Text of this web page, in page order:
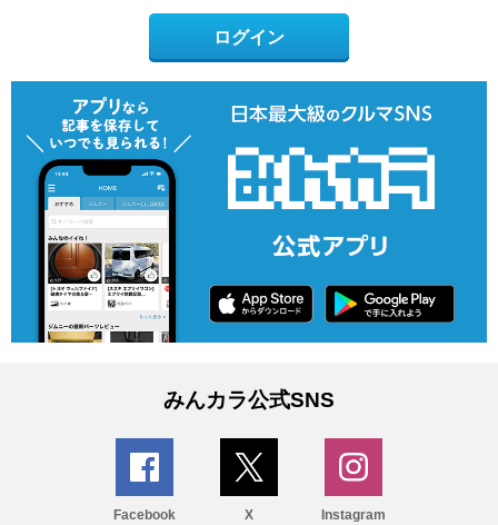
ログイン
みんカラ公式SNS
Facebook X Instagram